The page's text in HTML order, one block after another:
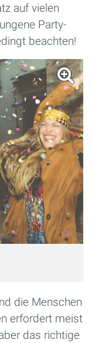
auf vielen
Party-
beachten!
die Menschen
erfordert meist
das richtige